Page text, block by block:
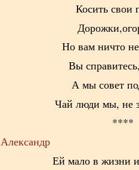
Косить свои
Но вам ничто
Вы
А мы совет
Чай люди мы, не
****
Александр
Ей мало в жизни